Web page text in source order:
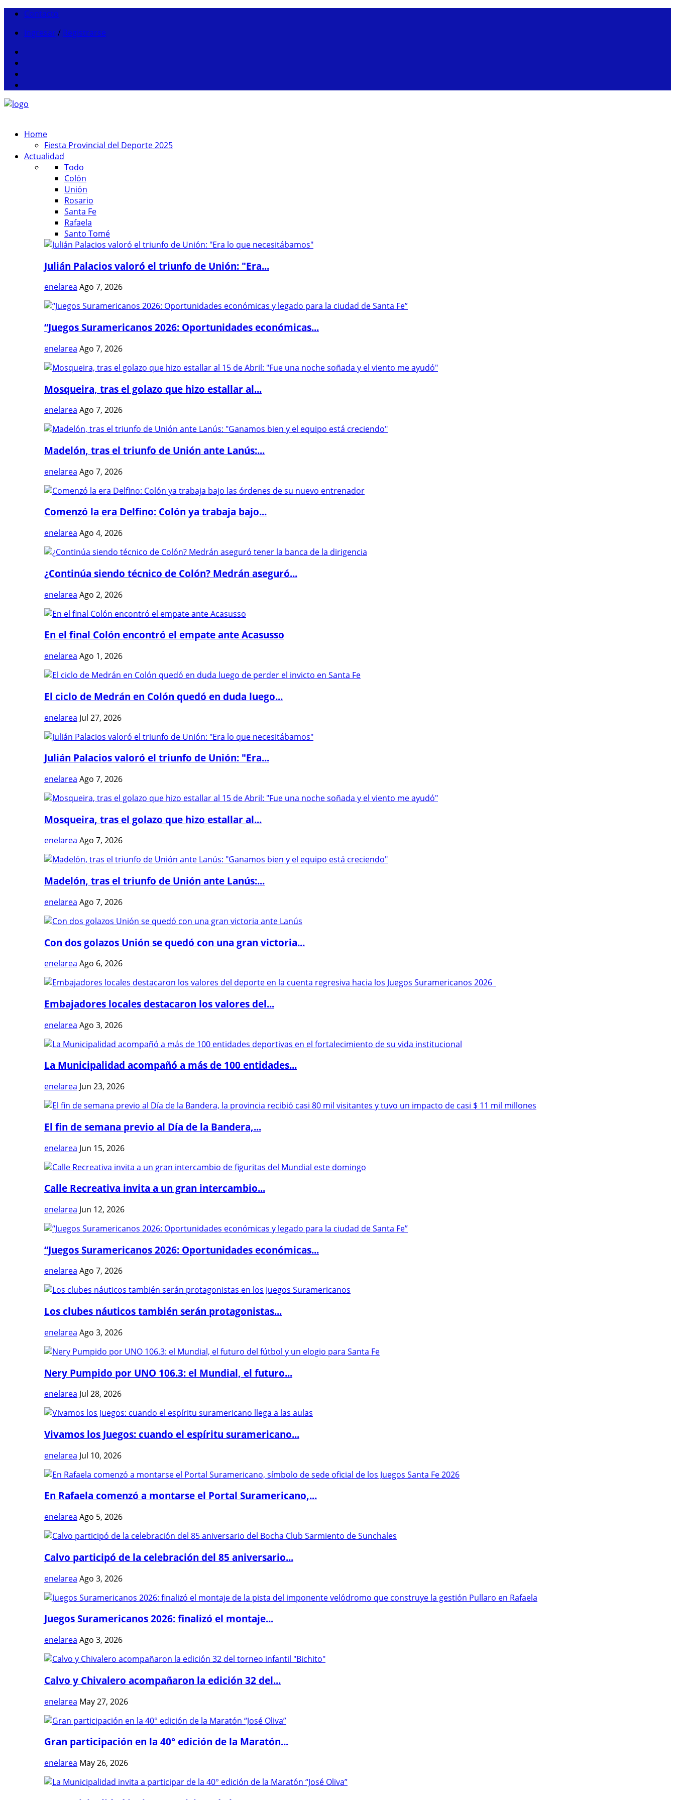
Contacto
Ingresar / Registrarse
Home
Fiesta Provincial del Deporte 2025
Actualidad
Todo
Colón
Unión
Rosario
Santa Fe
Rafaela
Santo Tomé
Julián Palacios valoró el triunfo de Unión: "Era...
enelarea Ago 7, 2026
“Juegos Suramericanos 2026: Oportunidades económicas...
enelarea Ago 7, 2026
Mosqueira, tras el golazo que hizo estallar al...
enelarea Ago 7, 2026
Madelón, tras el triunfo de Unión ante Lanús:...
enelarea Ago 7, 2026
Comenzó la era Delfino: Colón ya trabaja bajo...
enelarea Ago 4, 2026
¿Continúa siendo técnico de Colón? Medrán aseguró...
enelarea Ago 2, 2026
En el final Colón encontró el empate ante Acasusso
enelarea Ago 1, 2026
El ciclo de Medrán en Colón quedó en duda luego...
enelarea Jul 27, 2026
Julián Palacios valoró el triunfo de Unión: "Era...
enelarea Ago 7, 2026
Mosqueira, tras el golazo que hizo estallar al...
enelarea Ago 7, 2026
Madelón, tras el triunfo de Unión ante Lanús:...
enelarea Ago 7, 2026
Con dos golazos Unión se quedó con una gran victoria...
enelarea Ago 6, 2026
Embajadores locales destacaron los valores del...
enelarea Ago 3, 2026
La Municipalidad acompañó a más de 100 entidades...
enelarea Jun 23, 2026
El fin de semana previo al Día de la Bandera,...
enelarea Jun 15, 2026
Calle Recreativa invita a un gran intercambio...
enelarea Jun 12, 2026
“Juegos Suramericanos 2026: Oportunidades económicas...
enelarea Ago 7, 2026
Los clubes náuticos también serán protagonistas...
enelarea Ago 3, 2026
Nery Pumpido por UNO 106.3: el Mundial, el futuro...
enelarea Jul 28, 2026
Vivamos los Juegos: cuando el espíritu suramericano...
enelarea Jul 10, 2026
En Rafaela comenzó a montarse el Portal Suramericano,...
enelarea Ago 5, 2026
Calvo participó de la celebración del 85 aniversario...
enelarea Ago 3, 2026
Juegos Suramericanos 2026: finalizó el montaje...
enelarea Ago 3, 2026
Calvo y Chivalero acompañaron la edición 32 del...
enelarea May 27, 2026
Gran participación en la 40° edición de la Maratón...
enelarea May 26, 2026